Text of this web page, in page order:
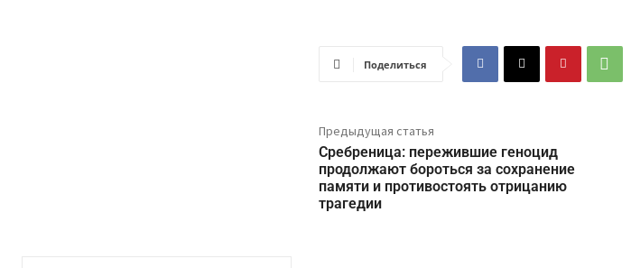
Поделиться
Предыдущая статья
Сребреница: пережившие геноцид
продолжают бороться за сохранение
памяти и противостоять отрицанию
трагедии